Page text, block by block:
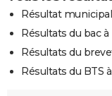
Résultat
Résultats du bac
Résultats du
Résultats du BTS